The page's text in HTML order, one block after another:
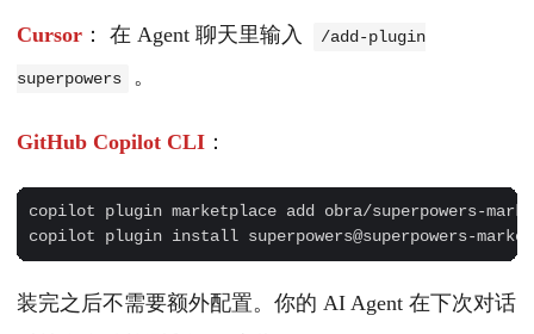
Cursor ： 在 Agent 聊天里输入 /add-plugin
superpowers 。
GitHub Copilot CLI ：
copilot plugin marketplace add obra/superpowers-
装完之后不需要额外配置。你的 AI Agent 在下次对话